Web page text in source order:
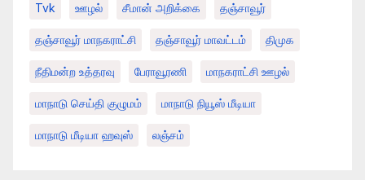
Tvk ஊழல் சீமான் அறிக்கை தஞ்சாவூர்
தஞ்சாவூர் மாநகராட்சி தஞ்சாவூர் மாவட்டம் திமுக
நீதிமன்ற உத்தரவு பேராவூரணி மாநகராட்சி ஊழல்
மாநாடு செய்தி குழுமம் மாநாடு நியூஸ் மீடியா
மாநாடு மீடியா ஹவுஸ் லஞ்சம்